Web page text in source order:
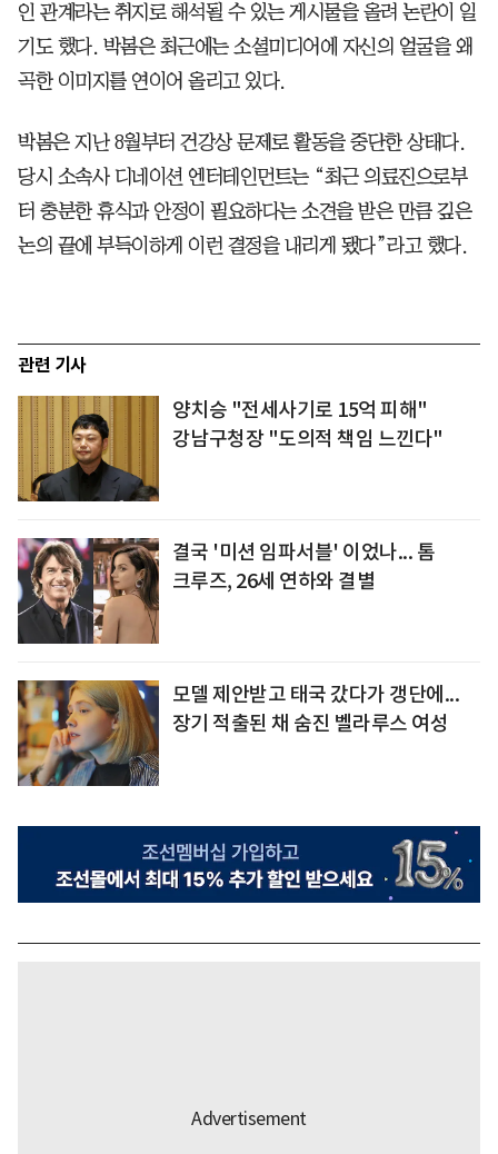
인 관계라는 취지로 해석될 수 있는 게시물을 올려 논란이 일
기도 했다. 박봄은 최근에는 소셜미디어에 자신의 얼굴을 왜
곡한 이미지를 연이어 올리고 있다.
박봄은 지난 8월부터 건강상 문제로 활동을 중단한 상태다.
당시 소속사 디네이션 엔터테인먼트는 “최근 의료진으로부
터 충분한 휴식과 안정이 필요하다는 소견을 받은 만큼 깊은
논의 끝에 부득이하게 이런 결정을 내리게 됐다”라고 했다.
관련 기사
양치승 "전세사기로 15억 피해"
강남구청장 "도의적 책임 느낀다"
결국 '미션 임파서블' 이었나... 톰
크루즈, 26세 연하와 결별
모델 제안받고 태국 갔다가 갱단에...
장기 적출된 채 숨진 벨라루스 여성